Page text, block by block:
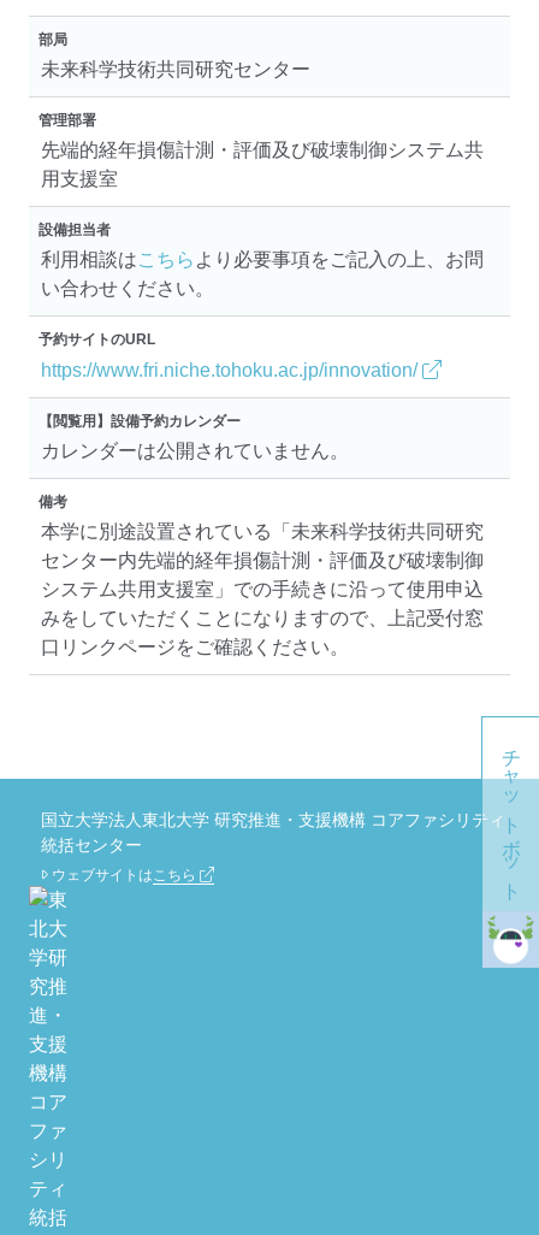
部局
未来科学技術共同研究センター
管理部署
先端的経年損傷計測・評価及び破壊制御システム共
用支援室
設備担当者
利用相談はこちら より必要事項をご記入の上、お問
い合わせください。
予約サイトのURL
https://www.fri.niche.tohoku.ac.jp/innovation/
【閲覧用】設備予約カレンダー
カレンダーは公開されていません。
備考
本学に別途設置されている「未来科学技術共同研究
センター内先端的経年損傷計測・評価及び破壊制御
システム共用支援室」での手続きに沿って使用申込
みをしていただくことになりますので、上記受付窓
口リンクページをご確認ください。
チャットボット
国立大学法人東北大学 研究推進・支援機構 コアファシリティ
統括センター
ウェブサイトはこちら